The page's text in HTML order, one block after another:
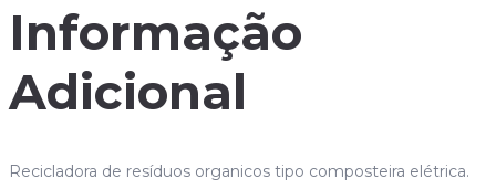
Informação
Adicional
Recicladora de resíduos organicos tipo composteira elétrica.